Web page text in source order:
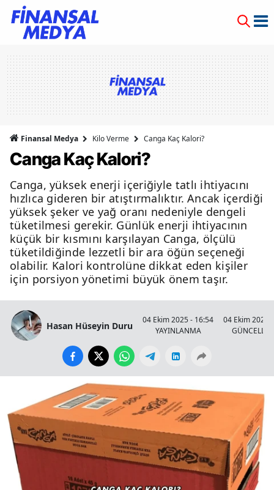
Finansal Medya Kilo Verme Canga Kaç Kalori?
Canga Kaç Kalori?
Canga, yüksek enerji içeriğiyle tatlı ihtiyacını
hızlıca gideren bir atıştırmalıktır. Ancak içerdiği
yüksek şeker ve yağ oranı nedeniyle dengeli
tüketilmesi gerekir. Günlük enerji ihtiyacının
küçük bir kısmını karşılayan Canga, ölçülü
tüketildiğinde lezzetli bir ara öğün seçeneği
olabilir. Kalori kontrolüne dikkat eden kişiler
için porsiyon yönetimi büyük önem taşır.
Hasan Hüseyin Duru
04 Ekim 2025 - 16:54
YAYINLANMA
04 Ekim 2025